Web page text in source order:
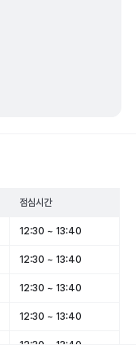
점심시간
12:30 ~ 13:40
12:30 ~ 13:40
12:30 ~ 13:40
12:30 ~ 13:40